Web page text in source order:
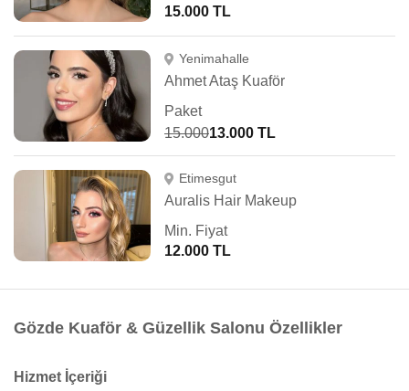
15.000 TL
Yenimahalle
Ahmet Ataş Kuaför
Paket
15.00013.000 TL
Etimesgut
Auralis Hair Makeup
Min. Fiyat
12.000 TL
Gözde Kuaför & Güzellik Salonu Özellikler
Hizmet İçeriği